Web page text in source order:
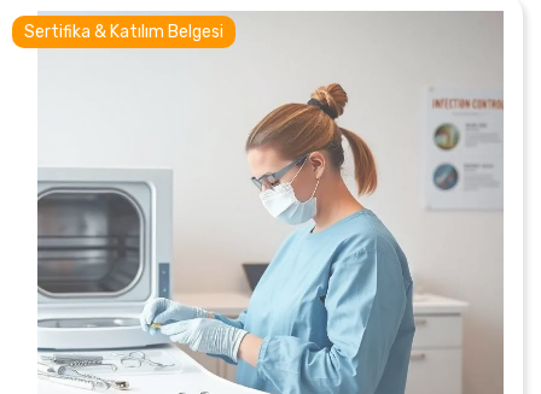
Sertifika & Katılım Belgesi